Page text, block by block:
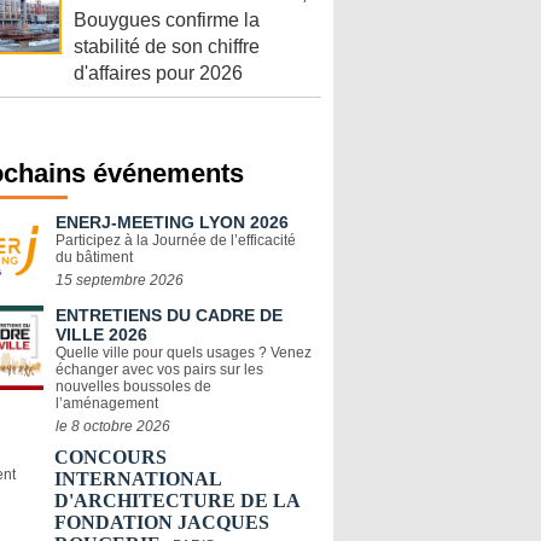
Bouygues confirme la
stabilité de son chiffre
d'affaires pour 2026
événements
ENERJ-MEETING LYON 2026
Participez à la Journée de l’efficacité
du bâtiment
15 septembre 2026
ENTRETIENS DU CADRE DE
VILLE 2026
Quelle ville pour quels usages ? Venez
échanger avec vos pairs sur les
nouvelles boussoles de
l’aménagement
le 8 octobre 2026
CONCOURS
INTERNATIONAL
D'ARCHITECTURE DE LA
FONDATION JACQUES